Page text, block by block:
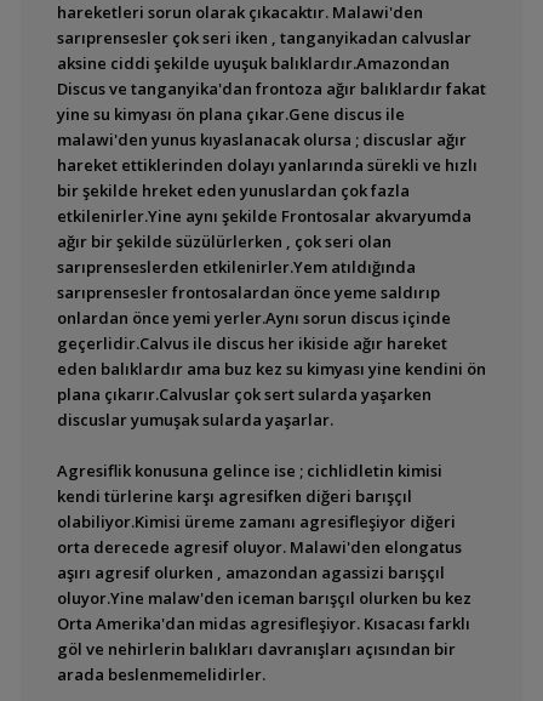
hareketleri sorun olarak çıkacaktır. Malawi'den
sarıprensesler çok seri iken , tanganyikadan calvuslar
aksine ciddi şekilde uyuşuk balıklardır.Amazondan
Discus ve tanganyika'dan frontoza ağır balıklardır fakat
yine su kimyası ön plana çıkar.Gene discus ile
malawi'den yunus kıyaslanacak olursa ; discuslar ağır
hareket ettiklerinden dolayı yanlarında sürekli ve hızlı
bir şekilde hreket eden yunuslardan çok fazla
etkilenirler.Yine aynı şekilde Frontosalar akvaryumda
ağır bir şekilde süzülürlerken , çok seri olan
sarıprenseslerden etkilenirler.Yem atıldığında
sarıprensesler frontosalardan önce yeme saldırıp
onlardan önce yemi yerler.Aynı sorun discus içinde
geçerlidir.Calvus ile discus her ikiside ağır hareket
eden balıklardır ama buz kez su kimyası yine kendini ön
plana çıkarır.Calvuslar çok sert sularda yaşarken
discuslar yumuşak sularda yaşarlar.
Agresiflik konusuna gelince ise ; cichlidletin kimisi
kendi türlerine karşı agresifken diğeri barışçıl
olabiliyor.Kimisi üreme zamanı agresifleşiyor diğeri
orta derecede agresif oluyor. Malawi'den elongatus
aşırı agresif olurken , amazondan agassizi barışçıl
oluyor.Yine malaw'den iceman barışçıl olurken bu kez
Orta Amerika'dan midas agresifleşiyor. Kısacası farklı
göl ve nehirlerin balıkları davranışları açısından bir
arada beslenmemelidirler.